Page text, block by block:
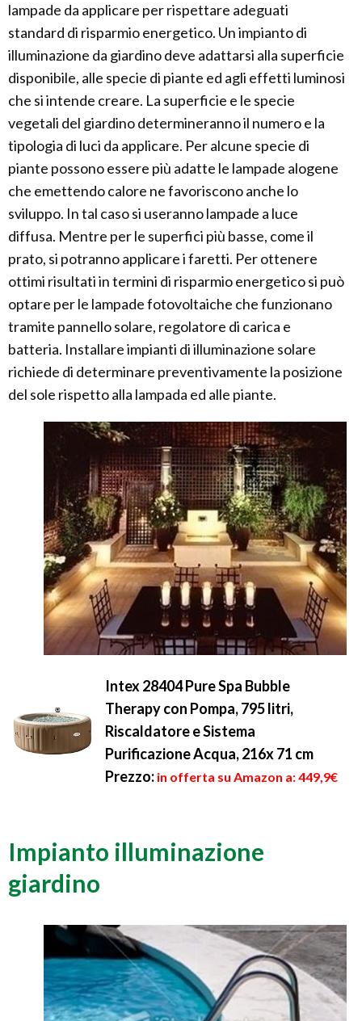
lampade da applicare per rispettare adeguati
standard di risparmio energetico. Un impianto di
illuminazione da giardino deve adattarsi alla superficie
disponibile, alle specie di piante ed agli effetti luminosi
che si intende creare. La superficie e le specie
vegetali del giardino determineranno il numero e la
tipologia di luci da applicare. Per alcune specie di
piante possono essere più adatte le lampade alogene
che emettendo calore ne favoriscono anche lo
sviluppo. In tal caso si useranno lampade a luce
diffusa. Mentre per le superfici più basse, come il
prato, si potranno applicare i faretti. Per ottenere
ottimi risultati in termini di risparmio energetico si può
optare per le lampade fotovoltaiche che funzionano
tramite pannello solare, regolatore di carica e
batteria. Installare impianti di illuminazione solare
richiede di determinare preventivamente la posizione
del sole rispetto alla lampada ed alle piante.
Intex 28404 Pure Spa Bubble
Therapy con Pompa, 795 litri,
Riscaldatore e Sistema
Purificazione Acqua, 216x 71 cm
Prezzo: in offerta su Amazon a: 449,9€
Impianto illuminazione
giardino